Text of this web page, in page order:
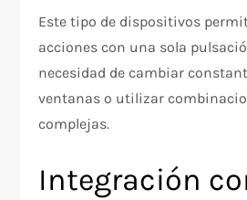
Este tipo de dispositivos
acciones con una sola
necesidad de cambiar
ventanas o utilizar
complejas.
Integración